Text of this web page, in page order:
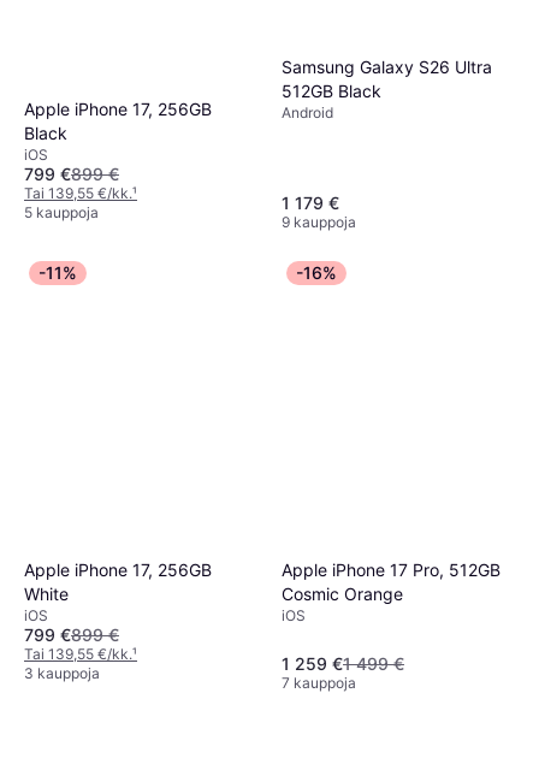
Apple iPhone 17, 256GB
Black
iOS
799 €899 €
Tai 139,55 €/kk.¹
5 kauppoja
Samsung Galaxy S26 Ultra
512GB Black
Android
1 179 €
9 kauppoja
-11%
Apple iPhone 17, 256GB
White
iOS
799 €899 €
Tai 139,55 €/kk.¹
3 kauppoja
-16%
Apple iPhone 17 Pro, 512GB
Cosmic Orange
iOS
1 259 €1 499 €
7 kauppoja